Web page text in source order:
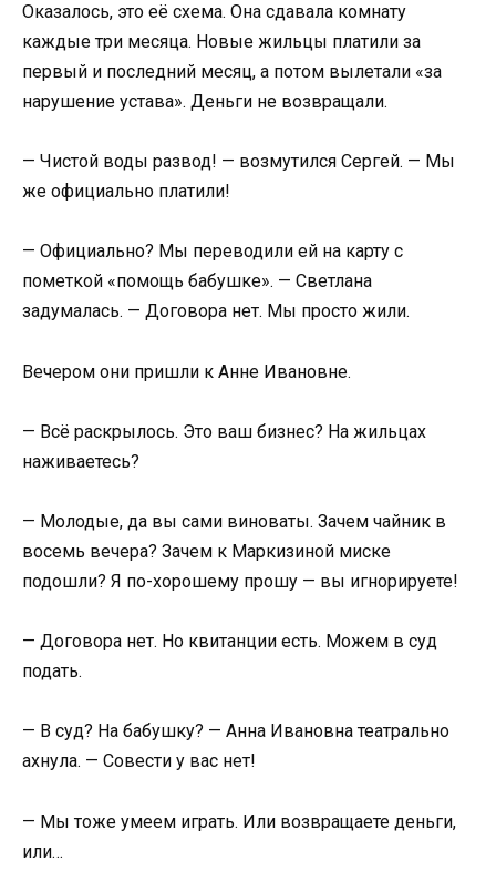
Оказалось, это её схема. Она сдавала комнату
каждые три месяца. Новые жильцы платили за
первый и последний месяц, а потом вылетали «за
нарушение устава». Деньги не возвращали.
— Чистой воды развод! — возмутился Сергей. — Мы
же официально платили!
— Официально? Мы переводили ей на карту с
пометкой «помощь бабушке». — Светлана
задумалась. — Договора нет. Мы просто жили.
Вечером они пришли к Анне Ивановне.
— Всё раскрылось. Это ваш бизнес? На жильцах
наживаетесь?
— Молодые, да вы сами виноваты. Зачем чайник в
восемь вечера? Зачем к Маркизиной миске
подошли? Я по-хорошему прошу — вы игнорируете!
— Договора нет. Но квитанции есть. Можем в суд
подать.
— В суд? На бабушку? — Анна Ивановна театрально
ахнула. — Совести у вас нет!
— Мы тоже умеем играть. Или возвращаете деньги,
или…